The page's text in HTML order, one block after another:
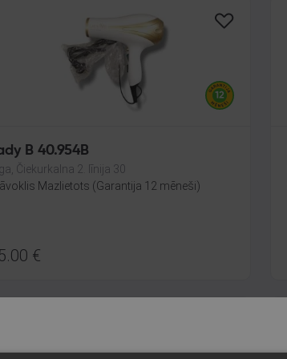
B 40.954B
Čiekurkalna 2. līnija 30
Mazlietots (Garantija 12 mēneši)
€